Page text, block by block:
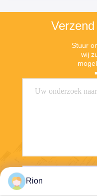
Stuur
wij
Rion